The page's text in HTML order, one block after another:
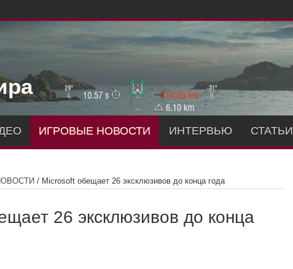
ИГРОВЫЕ НОВОСТИ ИНТЕРВЬЮ СТАТЬИ
/ Microsoft обещает 26 эксклюзивов до конца года
26 эксклюзивов до конца